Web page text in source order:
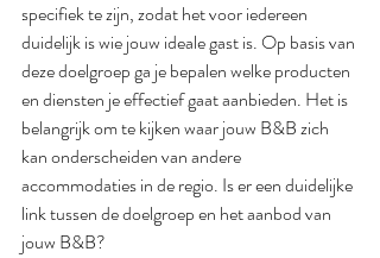
specifiek te zijn, zodat het voor iedereen
duidelijk is wie jouw ideale gast is. Op basis van
deze doelgroep ga je bepalen welke producten
en diensten je effectief gaat aanbieden. Het is
belangrijk om te kijken waar jouw B&B zich
kan onderscheiden van andere
accommodaties in de regio. Is er een duidelijke
link tussen de doelgroep en het aanbod van
jouw B&B?